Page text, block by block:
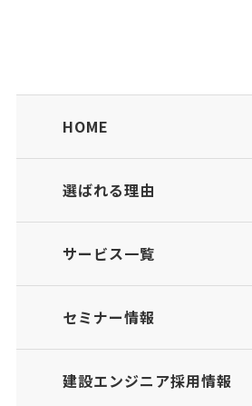
HOME
選ばれる理由
サービス一覧
セミナー情報
建設エンジニア採用情報